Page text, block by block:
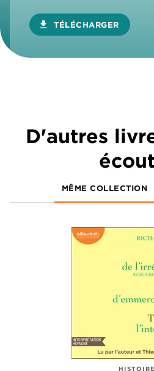
download TÉLÉCHARGER
D'autres
MÊME COLLECTION
HISTOIRE